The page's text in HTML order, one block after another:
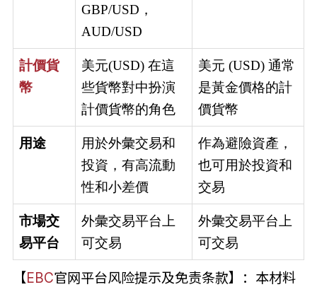
GBP/USD，
AUD/USD
計價貨
幣
美元(USD) 在這
些貨幣對中扮演
計價貨幣的角色
美元 (USD) 通常
是黃金價格的計
價貨幣
用途
用於外彙交易和
投資，有高流動
性和小差價
作為避險資產，
也可用於投資和
交易
市場交
易平台
外彙交易平台上
可交易
外彙交易平台上
可交易
【EBC官网平台风险提示及免责条款】：本材料